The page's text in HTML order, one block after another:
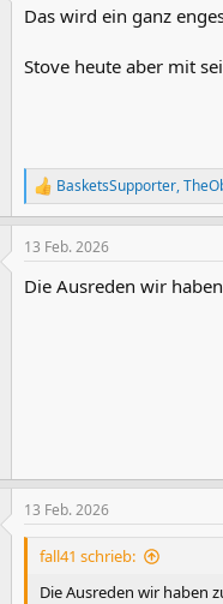
i
n
e
Das wird ein ganz
Stove heute aber mit
R
e
a
k
i
BasketsSupporter,
13 Feb. 2026
Die Ausreden wir
13 Feb. 2026
fall41 schrieb:
Die Ausreden wir haben